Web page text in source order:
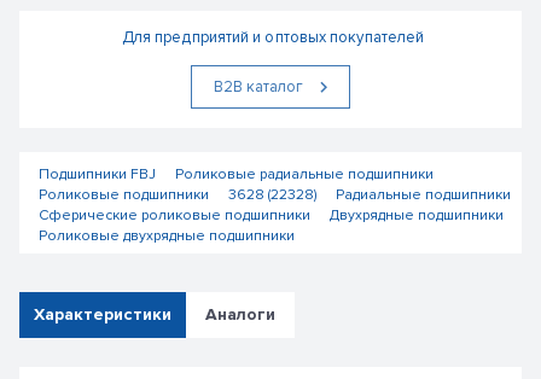
Для предприятий и оптовых покупателей
В2В каталог
Подшипники FBJ
Роликовые радиальные подшипники
Роликовые подшипники
3628 (22328)
Радиальные подшипники
Сферические роликовые подшипники
Двухрядные подшипники
Роликовые двухрядные подшипники
Характеристики Аналоги